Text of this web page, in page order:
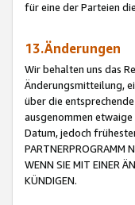
für eine der Parteien
13.Änderungen
Wir behalten uns das
Änderungsmitteilung,
über die
ausgenommen
Datum, jedoch
PARTNERPROGRAMM
WENN SIE MIT EINER
KÜNDIGEN.